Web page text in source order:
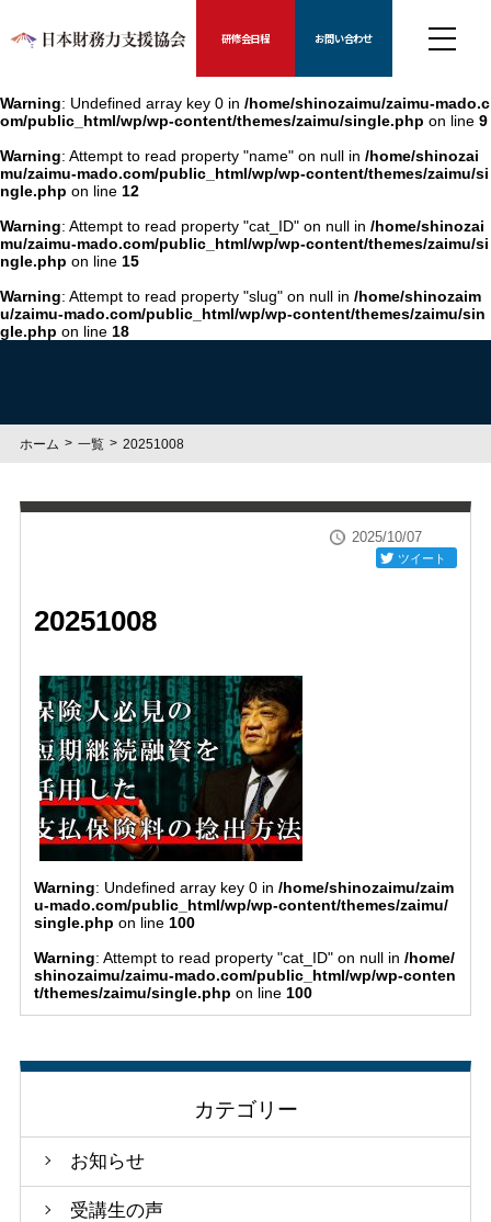
研修会日程 お問い合わせ
Warning: Undefined array key 0 in /home/shinozaimu/zaimu-mado.c
om/public_html/wp/wp-content/themes/zaimu/single.php on line 9
Warning: Attempt to read property "name" on null in /home/shinozai
mu/zaimu-mado.com/public_html/wp/wp-content/themes/zaimu/si
ngle.php on line 12
Warning: Attempt to read property "cat_ID" on null in /home/shinozai
mu/zaimu-mado.com/public_html/wp/wp-content/themes/zaimu/si
ngle.php on line 15
Warning: Attempt to read property "slug" on null in /home/shinozaim
u/zaimu-mado.com/public_html/wp/wp-content/themes/zaimu/sin
gle.php on line 18
ホーム 一覧 20251008
2025/10/07
ツイート
20251008
Warning: Undefined array key 0 in/home/shinozaimu/zaim
u-mado.com/public_html/wp/wp-content/themes/zaimu/
single.php on line 100
Warning: Attempt to read property "cat_ID" on null in/home/
shinozaimu/zaimu-mado.com/public_html/wp/wp-conten
t/themes/zaimu/single.php on line 100
カテゴリー
お知らせ
受講生の声